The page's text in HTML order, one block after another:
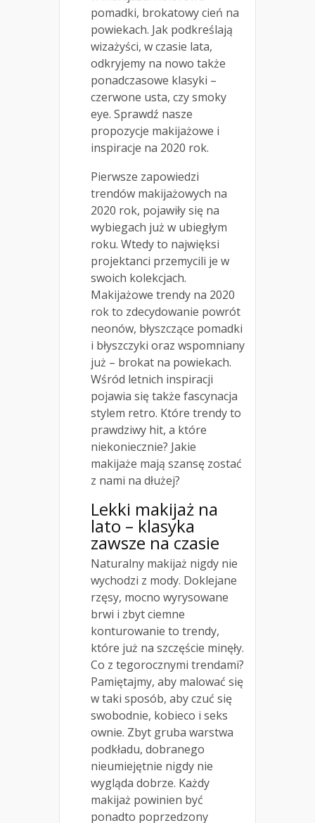
pomadki, brokatowy cień na
powiekach. Jak podkreślają
wizażyści, w czasie lata,
odkryjemy na nowo także
ponadczasowe klasyki –
czerwone usta, czy smoky
eye. Sprawdź nasze
propozycje makijażowe i
inspiracje na 2020 rok.
Pierwsze zapowiedzi
trendów makijażowych na
2020 rok, pojawiły się na
wybiegach już w ubiegłym
roku. Wtedy to najwięksi
projektanci przemycili je w
swoich kolekcjach.
Makijażowe trendy na 2020
rok to zdecydowanie powrót
neonów, błyszczące pomadki
i błyszczyki oraz wspomniany
już – brokat na powiekach.
Wśród letnich inspiracji
pojawia się także fascynacja
stylem retro. Które trendy to
prawdziwy hit, a które
niekoniecznie? Jakie
makijaże mają szansę zostać
z nami na dłużej?
Lekki makijaż na
lato – klasyka
zawsze na czasie
Naturalny makijaż nigdy nie
wychodzi z mody. Doklejane
rzęsy, mocno wyrysowane
brwi i zbyt ciemne
konturowanie to trendy,
które już na szczęście minęły.
Co z tegorocznymi trendami?
Pamiętajmy, aby malować się
w taki sposób, aby czuć się
swobodnie, kobieco i seks
ownie. Zbyt gruba warstwa
podkładu, dobranego
nieumiejętnie nigdy nie
wygląda dobrze. Każdy
makijaż powinien być
ponadto poprzedzony